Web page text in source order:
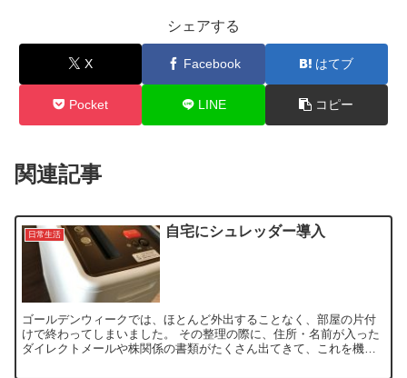
シェアする
X Facebook はてブ
Pocket LINE コピー
関連記事
日常生活 自宅にシュレッダー導入
ゴールデンウィークでは、ほとんど外出することなく、部屋の片付
けで終わってしまいました。 その整理の際に、住所・名前が入った
ダイレクトメールや株関係の書類がたくさん出てきて、これを機に